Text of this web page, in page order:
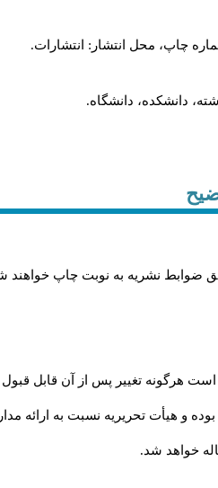
چاپ، محل انتشار: انتشارات.
دانشکده، دانشگاه.
ضوابط نشريه به نوبت چاپ خواهند
هرگونه تغییر پس از آن قابل قبول
و هیأت تحریریه نسبت به ارائه
خواهد شد.